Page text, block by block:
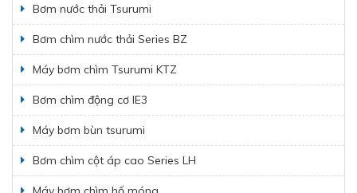
Bơm nước thải Tsurumi
Bơm chìm nước thải Series BZ
Máy bơm chìm Tsurumi KTZ
Bơm chìm động cơ IE3
Máy bơm bùn tsurumi
Bơm chìm cột áp cao Series LH